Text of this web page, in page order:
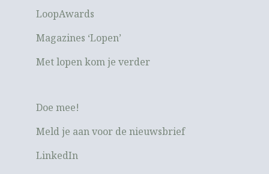
LoopAwards
Magazines ‘Lopen’
Met lopen kom je verder
Doe mee!
Meld je aan voor de nieuwsbrief
LinkedIn